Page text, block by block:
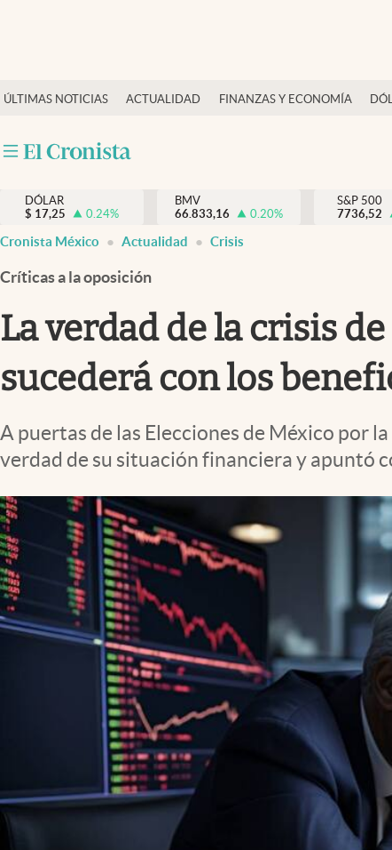
ÚLTIMAS NOTICIAS ACTUALIDAD FINANZAS Y ECONOMÍA
Actualidad
Internacionales
Opinión
Brand Strategy
Vida y estilo
Tv
Espiritualidad
abre en nueva pestaña
DÓLAR
$ 17,25 0.24%
BMV
66.833,16
0.20%
S&P 500
7736,52
Cronista México Actualidad Crisis
Críticas a la oposición
La verdad de la crisis
sucederá con los
A puertas de las Elecciones de México por
verdad de su situación financiera y apuntó